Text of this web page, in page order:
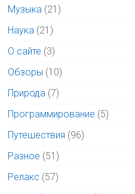
Музыка (21)
Наука (21)
О сайте (3)
Обзоры (10)
Природа (7)
Программирование (5)
Путешествия (96)
Разное (51)
Релакс (57)